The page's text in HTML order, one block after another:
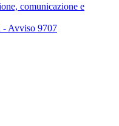
comunicazione e
- Avviso 9707